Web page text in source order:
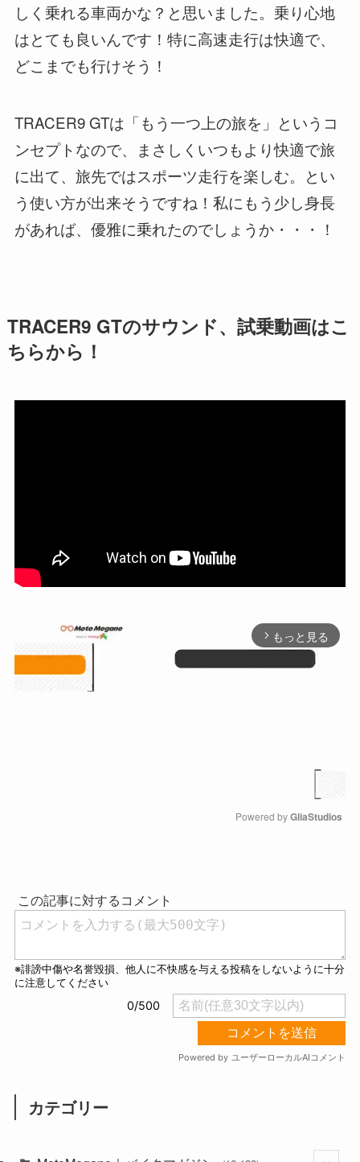
しく乗れる車両かな？と思いました。乗り心地
はとても良いんです！特に高速走行は快適で、
どこまでも行けそう！
TRACER9 GTは「もう一つ上の旅を」というコ
ンセプトなので、まさしくいつもより快適で旅
に出て、旅先ではスポーツ走行を楽しむ。とい
う使い方が出来そうですね！私にもう少し身長
があれば、優雅に乗れたのでしょうか・・・！
TRACER9 GTのサウンド、試乗動画はこ
ちらから！
arrow_forward_ios もっと見る
Powered by GliaStudios
カテゴリー